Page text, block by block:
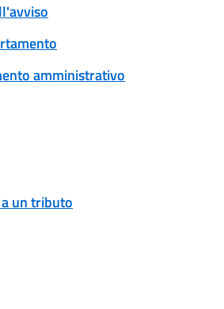
amministrativo
un tributo